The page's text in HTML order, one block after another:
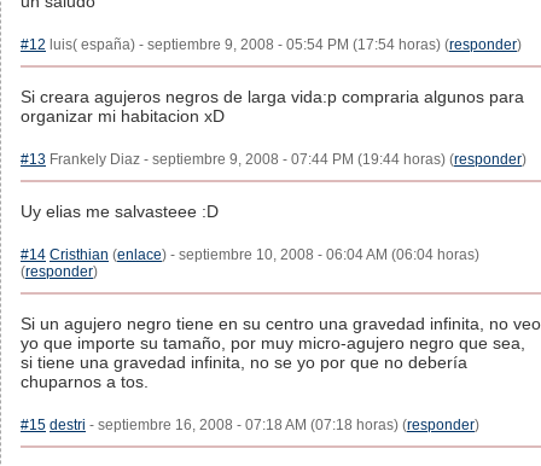
#12 luis( españa) - septiembre 9, 2008 - 05:54 PM (17:54 horas) (responder)
Si creara agujeros negros de larga vida:p compraria algunos para
organizar mi habitacion xD
#13 Frankely Diaz - septiembre 9, 2008 - 07:44 PM (19:44 horas) (responder)
Uy elias me salvasteee :D
#14 Cristhian (enlace) - septiembre 10, 2008 - 06:04 AM (06:04 horas)
(responder)
Si un agujero negro tiene en su centro una gravedad infinita, no veo
yo que importe su tamaño, por muy micro-agujero negro que sea,
si tiene una gravedad infinita, no se yo por que no debería
chuparnos a tos.
#15 destri - septiembre 16, 2008 - 07:18 AM (07:18 horas) (responder)